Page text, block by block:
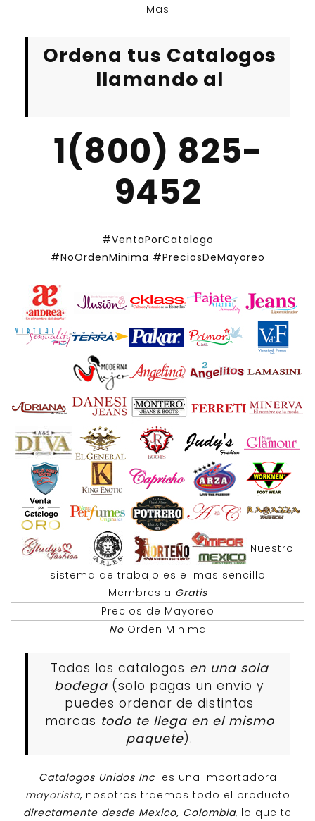
Mas
Ordena tus Catalogos
llamando al
1(800) 825-
9452
#VentaPorCatalogo
#NoOrdenMinima #PreciosDeMayoreo
Nuestro
sistema de trabajo es el mas sencillo
Membresia Gratis
Precios de Mayoreo
NoOrden Minima
Todos los catalogos en una sola
bodega (solo pagas un envio y
puedes ordenar de distintas
marcas todo te llega en el mismo
paquete).
Catalogos Unidos Inc es una importadora
mayorista, nosotros traemos todo el producto
directamente desde Mexico, Colombia, lo que te